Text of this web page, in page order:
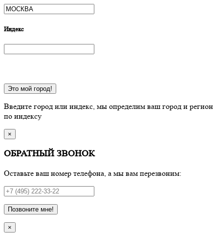
Индекс
Это мой город!
Введите город или индекс, мы определим ваш город и регион
по индексу
×
ОБРАТНЫЙ ЗВОНОК
Оставьте ваш номер телефона, а мы вам перезвоним:
Позвоните мне!
×